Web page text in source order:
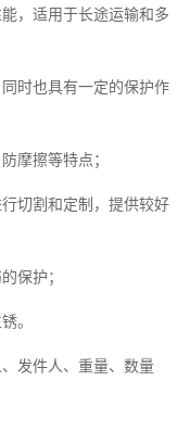
，适用于长途运输和多
时也具有一定的保护作
摩擦等特点；
切割和定制，提供较好
保护；
。
发件人、重量、数量